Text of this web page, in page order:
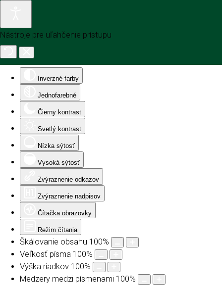
Nástroje pre uľahčenie prístupu
Inverzné farby
Jednofarebné
Čierny kontrast
Svetlý kontrast
Nízka sýtosť
Vysoká sýtosť
Zvýraznenie odkazov
Zvýraznenie nadpisov
Čítačka obrazovky
Režim čítania
Škálovanie obsahu 100%
Veľkosť písma 100%
Výška riadkov 100%
Medzery medzi písmenami 100%